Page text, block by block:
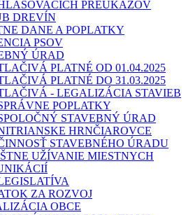
PREUKAZOV
DREVÍN
DANE A POPLATKY
PSOV
ÚRAD
PLATNÉ OD 01.04.2025
PLATNÉ DO 31.03.2025
- LEGALIZÁCIA STAVIEB
POPLATKY
STAVEBNÝ ÚRAD
HRNČIAROVCE
STAVEBNÉHO ÚRADU
UŽÍVANIE MIESTNYCH
ZA ROZVOJ
OBCE